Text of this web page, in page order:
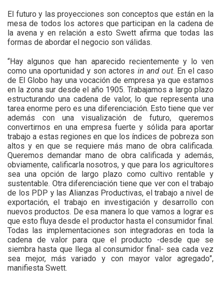
El futuro y las proyecciones son conceptos que están en la
mesa de todos los actores que participan en la cadena de
la avena y en relación a esto Swett afirma que todas las
formas de abordar el negocio son válidas.
“Hay algunos que han aparecido recientemente y lo ven
como una oportunidad y son actores in and out. En el caso
de El Globo hay una vocación de empresa ya que estamos
en la zona sur desde el año 1905. Trabajamos a largo plazo
estructurando una cadena de valor, lo que representa una
tarea enorme pero es una diferenciación. Esto tiene que ver
además con una visualización de futuro, queremos
convertirnos en una empresa fuerte y sólida para aportar
trabajo a estas regiones en que los índices de pobreza son
altos y en que se requiere más mano de obra calificada.
Queremos demandar mano de obra calificada y además,
obviamente, calificarla nosotros, y que para los agricultores
sea una opción de largo plazo como cultivo rentable y
sustentable. Otra diferenciación tiene que ver con el trabajo
de los PDP y las Alianzas Productivas, el trabajo a nivel de
exportación, el trabajo en investigación y desarrollo con
nuevos productos. De esa manera lo que vamos a lograr es
que esto fluya desde el productor hasta el consumidor final.
Todas las implementaciones son integradoras en toda la
cadena de valor para que el producto -desde que se
siembra hasta que llega al consumidor final- sea cada vez
sea mejor, más variado y con mayor valor agregado”,
manifiesta Swett.